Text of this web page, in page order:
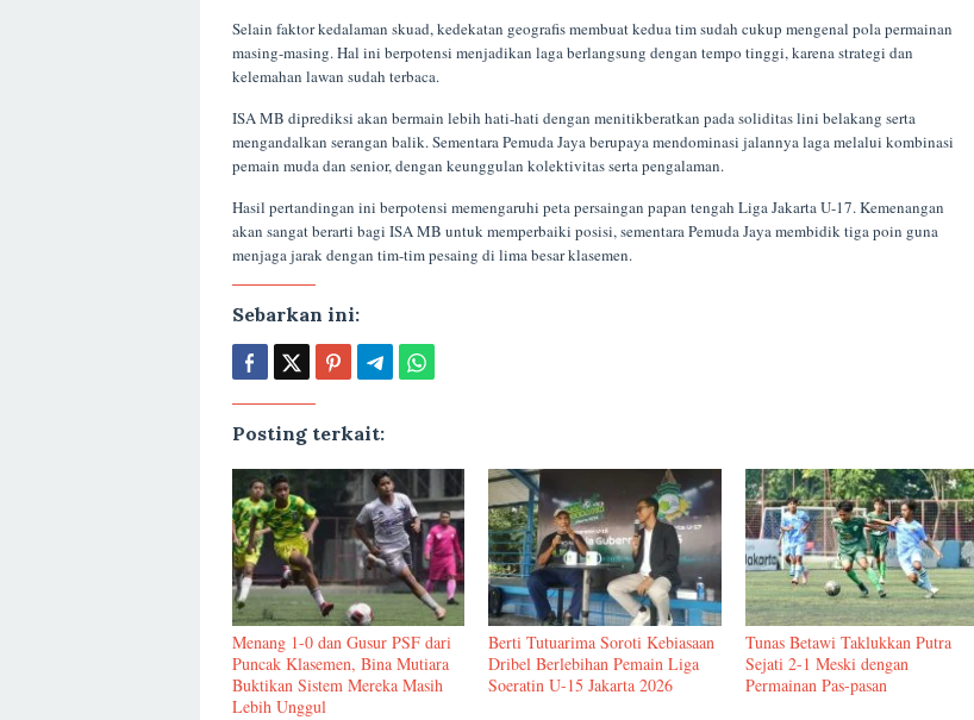
Selain faktor kedalaman skuad, kedekatan geografis membuat kedua tim sudah cukup mengenal pola permainan
masing-masing. Hal ini berpotensi menjadikan laga berlangsung dengan tempo tinggi, karena strategi dan
kelemahan lawan sudah terbaca.
ISA MB diprediksi akan bermain lebih hati-hati dengan menitikberatkan pada soliditas lini belakang serta
mengandalkan serangan balik. Sementara Pemuda Jaya berupaya mendominasi jalannya laga melalui kombinasi
pemain muda dan senior, dengan keunggulan kolektivitas serta pengalaman.
Hasil pertandingan ini berpotensi memengaruhi peta persaingan papan tengah Liga Jakarta U-17. Kemenangan
akan sangat berarti bagi ISA MB untuk memperbaiki posisi, sementara Pemuda Jaya membidik tiga poin guna
menjaga jarak dengan tim-tim pesaing di lima besar klasemen.
Sebarkan ini:
Posting terkait:
Menang 1-0 dan Gusur PSF dari
Puncak Klasemen, Bina Mutiara
Buktikan Sistem Mereka Masih
Lebih Unggul
Berti Tutuarima Soroti Kebiasaan
Dribel Berlebihan Pemain Liga
Soeratin U-15 Jakarta 2026
Tunas Betawi Taklukkan Putra
Sejati 2-1 Meski dengan
Permainan Pas-pasan